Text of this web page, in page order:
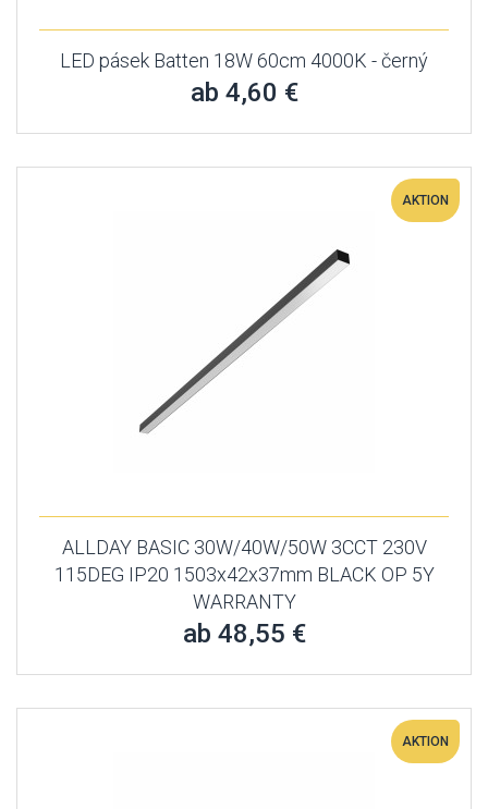
LED pásek Batten 18W 60cm 4000K - černý
ab 4,60 €
AKTION
ALLDAY BASIC 30W/40W/50W 3CCT 230V
115DEG IP20 1503x42x37mm BLACK OP 5Y
WARRANTY
ab 48,55 €
AKTION